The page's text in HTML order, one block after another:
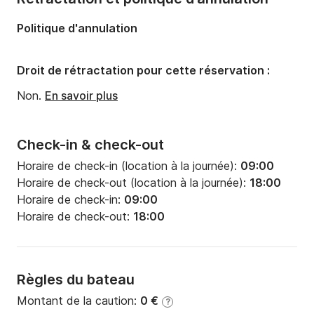
Tirant d'eau:2.1m
Puissance moteur:55cv
Check-in & check-out
Horaire de check-in (location à la journée): 09:00
Horaire de check-out (location à la journée): 18:00
Horaire de check-in: 09:00
Horaire de check-out: 18:00
Règles du bateau
Montant de la caution: 0 € ?
Politique d'annulation
Droit de rétractation pour cette réservation :
Non. En savoir plus